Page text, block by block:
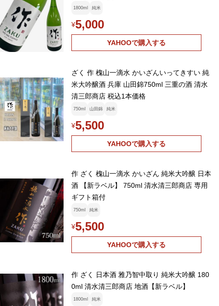
1800ml 純米
¥5,000
YAHOOで購入する
ざく 作 槐山一滴水 かいざんいってきすい 純
米大吟醸酒 兵庫 山田錦750ml 三重の酒 清水
清三郎商店 税込1本価格
750ml 山田錦 純米
¥5,500
YAHOOで購入する
作 ざく 槐山一滴水 かいざん 純米大吟醸 日本
酒 【新ラベル】 750ml 清水清三郎商店 専用
ギフト箱付
750ml 純米
¥5,500
YAHOOで購入する
作 ざく 日本酒 雅乃智中取り 純米大吟醸 180
0ml 清水清三郎商店 地酒【新ラベル】
1800ml 純米